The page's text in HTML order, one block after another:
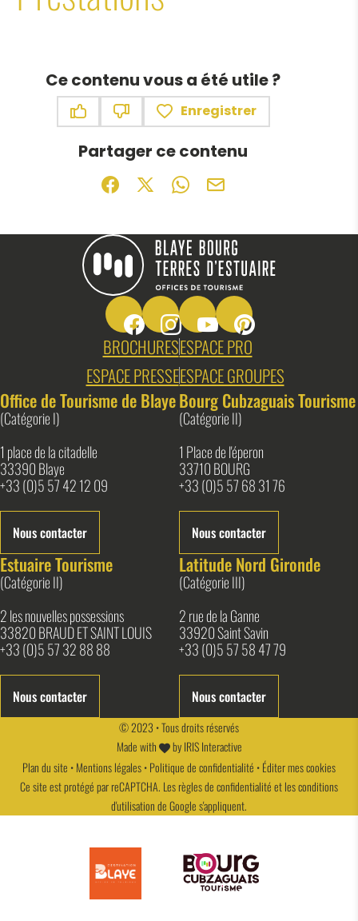
Ce contenu vous a été utile ?
Enregistrer
Partager ce contenu
Partager sur Facebook (nouvelle
Partager sur X / Twitter (nouvelle
Partager sur WhatsApp
Partager par mail
Blaye Bourg Terres d&#039;Estuaire
Suivez-nous sur Facebook
Suivez-nous sur Instagram
Suivez-nous sur Youtube
Suivez-nous sur
BROCHURESESPACE PRO
ESPACE PRESSEESPACE GROUPES
Office de Tourisme de Blaye
(Catégorie I)
1 place de la citadelle
33390 Blaye
+33 (0)5 57 42 12 09
Nous contacter
Bourg Cubzaguais Tourisme
(Catégorie II)
1 Place de l'éperon
33710 BOURG
+33 (0)5 57 68 31 76
Nous contacter
Estuaire Tourisme
(Catégorie II)
2 les nouvelles possessions
33820 BRAUD ET SAINT LOUIS
+33 (0)5 57 32 88 88
Nous contacter
Latitude Nord Gironde
(Catégorie III)
2 rue de la Ganne
33920 Saint Savin
+33 (0)5 57 58 47 79
Nous contacter
© 2023 • Tous droits réservés
Made with
byIRIS Interactive
Plan du site •Mentions légales•Politique de confidentialité •Éditer mes cookies
Ce site est protégé par reCAPTCHA. Lesrègles de confidentialitéet lesconditions
d'utilisationde Google s'appliquent.